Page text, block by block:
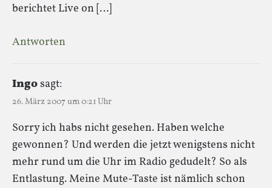
berichtet Live on […]
Antworten
Ingosagt:
26. März 2007 um 0:21 Uhr
Sorry ich habs nicht gesehen. Haben welche
gewonnen? Und werden die jetzt wenigstens nicht
mehr rund um die Uhr im Radio gedudelt? So als
Entlastung. Meine Mute-Taste ist nämlich schon